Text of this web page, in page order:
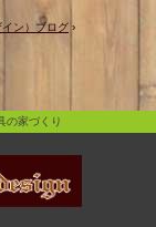
家具の家づくり
ン）ブログ ›
の家づくり